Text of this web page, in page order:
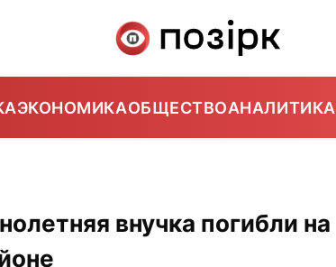
ЭКОНОМИКАОБЩЕСТВОАНАЛИТИКА
внучка погибли на